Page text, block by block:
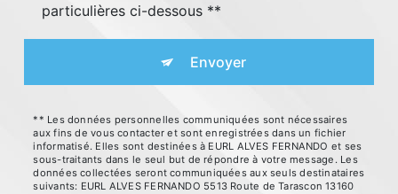
particulières ci-dessous **
Envoyer
** Les données personnelles communiquées sont nécessaires
aux fins de vous contacter et sont enregistrées dans un fichier
informatisé. Elles sont destinées à EURL ALVES FERNANDO et ses
sous-traitants dans le seul but de répondre à votre message. Les
données collectées seront communiquées aux seuls destinataires
suivants: EURL ALVES FERNANDO 5513 Route de Tarascon 13160